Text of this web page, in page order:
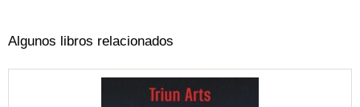
Algunos libros relacionados